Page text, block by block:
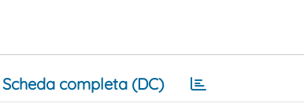
Scheda completa (DC)